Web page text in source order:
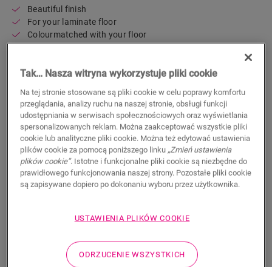
Beautiful finish
For your laminate floor
Colourmatched with your floor
Scratch-resistant top layer
11,50PLN/m
Sugerowana cena brutto
WYSZUKAJ
dopasowana do koloru podłogi. Listwa przypodłogowa może
być również przydatna jako wykończenie w połączeniu z
istniejącymi listwami. Łatwy montaż za pomocą kleju One4All.
Tak… Nasza witryna wykorzystuje pliki cookie
Na tej stronie stosowane są pliki cookie w celu poprawy komfortu
przeglądania, analizy ruchu na naszej stronie, obsługi funkcji
udostępniania w serwisach społecznościowych oraz wyświetlania
spersonalizowanych reklam. Można zaakceptować wszystkie pliki
cookie lub analityczne pliki cookie. Można też edytować ustawienia
plików cookie za pomocą poniższego linku „Zmień ustawienia
plików cookie”. Istotne i funkcjonalne pliki cookie są niezbędne do
prawidłowego funkcjonowania naszej strony. Pozostałe pliki cookie
są zapisywane dopiero po dokonaniu wyboru przez użytkownika.
USTAWIENIA PLIKÓW COOKIE
ODRZUCENIE WSZYSTKICH